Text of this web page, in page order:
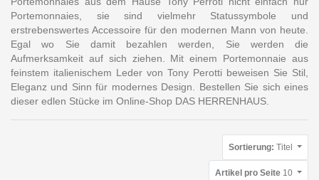
Portemonnaies, sie sind vielmehr Statussymbole und
erstrebenswertes Accessoire für den modernen Mann von heute.
Egal wo Sie damit bezahlen werden, Sie werden die
Aufmerksamkeit auf sich ziehen. Mit einem Portemonnaie aus
feinstem italienischem Leder von Tony Perotti beweisen Sie Stil,
Eleganz und Sinn für modernes Design. Bestellen Sie sich eines
dieser edlen Stücke im Online-Shop DAS HERRENHAUS.
Sortierung: Titel
Artikel pro Seite 10